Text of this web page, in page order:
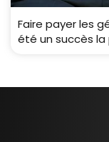
Faire payer les
été un succès la